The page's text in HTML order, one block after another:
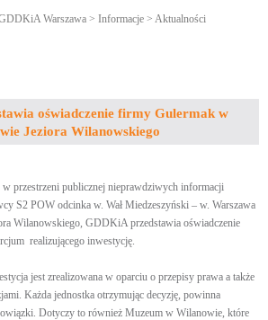
Warszawa > Informacje > Aktualności
oświadczenie firmy Gulermak w
Jeziora Wilanowskiego
przestrzeni publicznej nieprawdziwych informacji
S2 POW odcinka w. Wał Miedzeszyński – w. Warszawa
Wilanowskiego, GDDKiA przedstawia oświadczenie
realizującego inwestycję.
jest zrealizowana w oparciu o przepisy prawa a także
Każda jednostka otrzymując decyzję, powinna
Dotyczy to również Muzeum w Wilanowie, które